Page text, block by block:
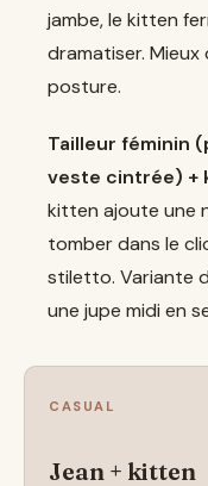
jambe, le kitten
dramatiser. Mieux
posture.
Tailleur féminin
veste cintrée) +
kitten ajoute une
tomber dans le
stiletto. Variante
une jupe midi en
CASUAL
Jean + kitten